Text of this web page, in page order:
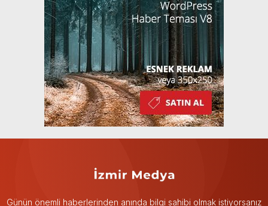
Günün önemli haberlerinden anında bilgi sahibi olmak istiyorsanız